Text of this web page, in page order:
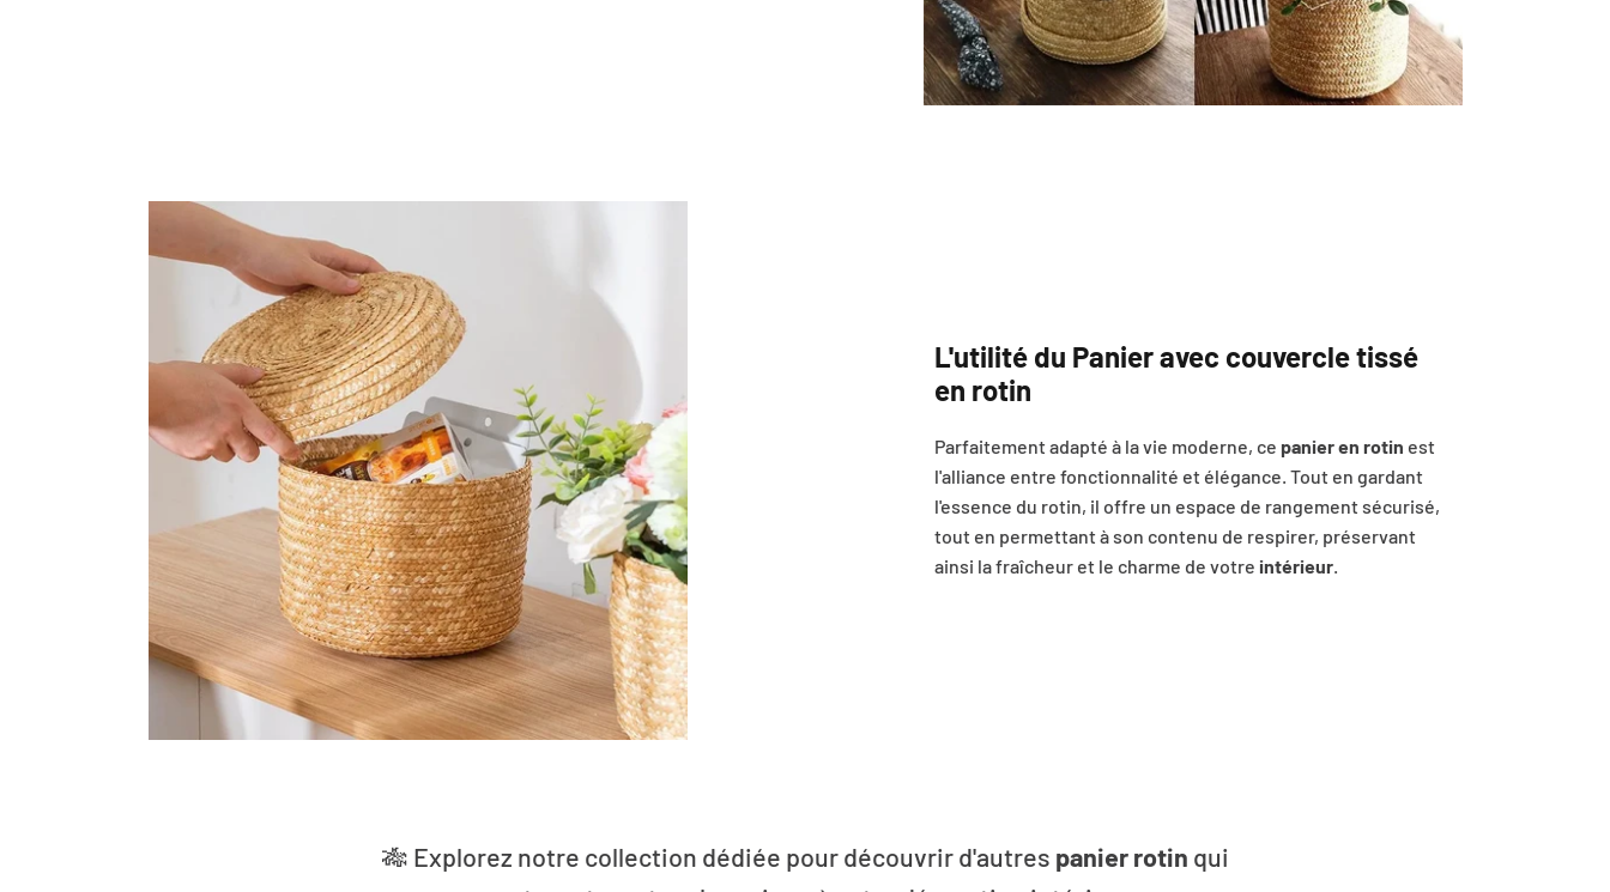
L'utilité du Panier avec couvercle tissé
en rotin
Parfaitement adapté à la vie moderne, ce panier en rotin est
l'alliance entre fonctionnalité et élégance. Tout en gardant
l'essence du rotin, il offre un espace de rangement sécurisé,
tout en permettant à son contenu de respirer, préservant
ainsi la fraîcheur et le charme de votre intérieur.
🎋 Explorez notre collection dédiée pour découvrir d'autres panier rotin qui